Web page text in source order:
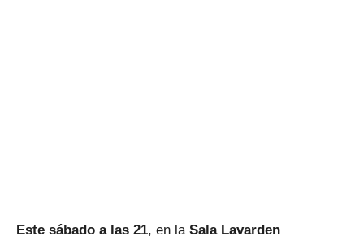
Este sábado a las 21, en la Sala Lavarden